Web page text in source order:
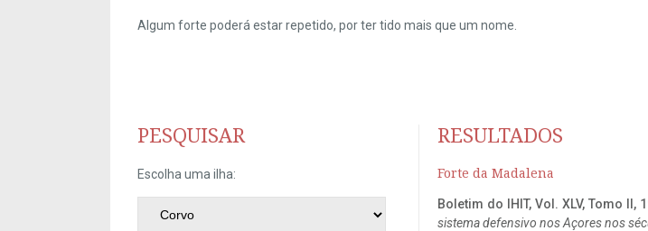
Algum forte poderá estar repetido, por ter tido mais que um nome.
PESQUISAR
Escolha uma ilha:
RESULTADOS
Forte da Madalena
Boletim do IHIT, Vol. XLV, Tomo II,
sistema defensivo nos Açores nos